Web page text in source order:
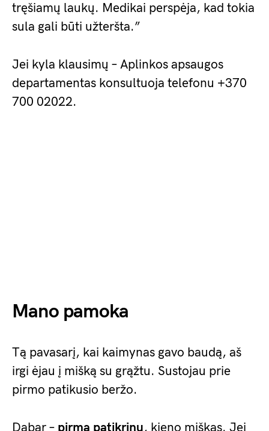
tręšiamų laukų. Medikai perspėja, kad tokia
sula gali būti užteršta.”
Jei kyla klausimų – Aplinkos apsaugos
departamentas konsultuoja telefonu +370
700 02022.
Mano pamoka
Tą pavasarį, kai kaimynas gavo baudą, aš
irgi ėjau į mišką su grąžtu. Sustojau prie
pirmo patikusio beržo.
Dabar – pirma patikrinu, kieno miškas. Jei